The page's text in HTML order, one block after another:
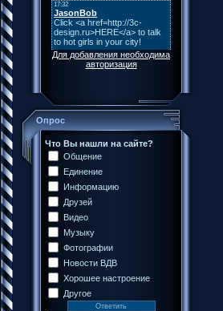
Для добавления необходима
авторизация
Опрос
Что Вы нашли на сайте?
Общение
Единение
Информацию
Друзей
Видео
Музыку
Фотографии
Новости ВДВ
Хорошее настроение
Другое